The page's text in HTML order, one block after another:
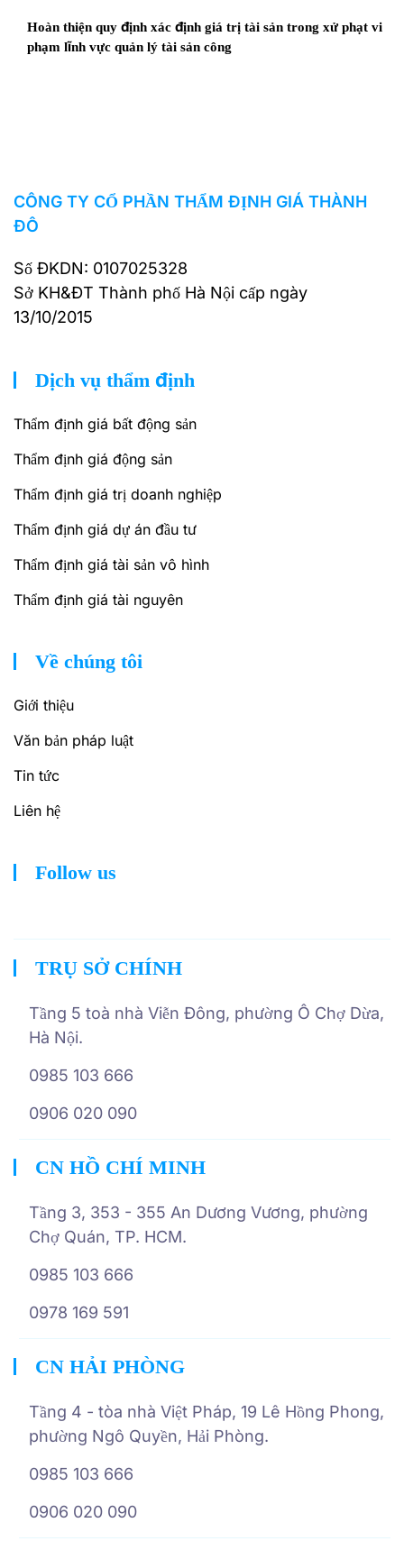
Hoàn thiện quy định xác định giá trị tài sản trong xử phạt vi
phạm lĩnh vực quản lý tài sản công
CÔNG TY CỔ PHẦN THẨM ĐỊNH GIÁ THÀNH
ĐÔ
Số ĐKDN: 0107025328
Sở KH&ĐT Thành phố Hà Nội cấp ngày
13/10/2015
Dịch vụ thẩm định
Thẩm định giá bất động sản
Thẩm định giá động sản
Thẩm định giá trị doanh nghiệp
Thẩm định giá dự án đầu tư
Thẩm định giá tài sản vô hình
Thẩm định giá tài nguyên
Về chúng tôi
Giới thiệu
Văn bản pháp luật
Tin tức
Liên hệ
Follow us
TRỤ SỞ CHÍNH
Tầng 5 toà nhà Viễn Đông, phường Ô Chợ Dừa,
Hà Nội.
0985 103 666
0906 020 090
CN HỒ CHÍ MINH
Tầng 3, 353 - 355 An Dương Vương, phường
Chợ Quán, TP. HCM.
0985 103 666
0978 169 591
CN HẢI PHÒNG
Tầng 4 - tòa nhà Việt Pháp, 19 Lê Hồng Phong,
phường Ngô Quyền, Hải Phòng.
0985 103 666
0906 020 090